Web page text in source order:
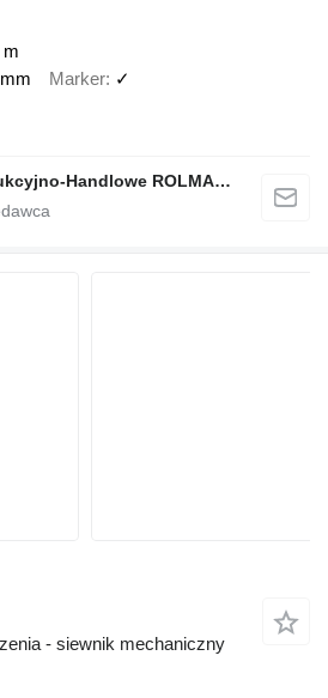
m
Marker ✓
Przedsiębiorstwo Produkcyjno-Handlowe ROLMAPOL Marcin Dziekan
- siewnik mechaniczny